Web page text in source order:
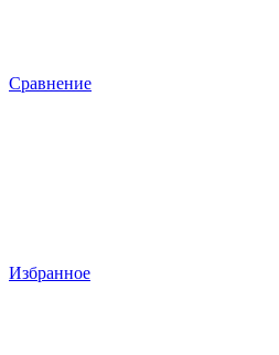
Сравнение
Избранное